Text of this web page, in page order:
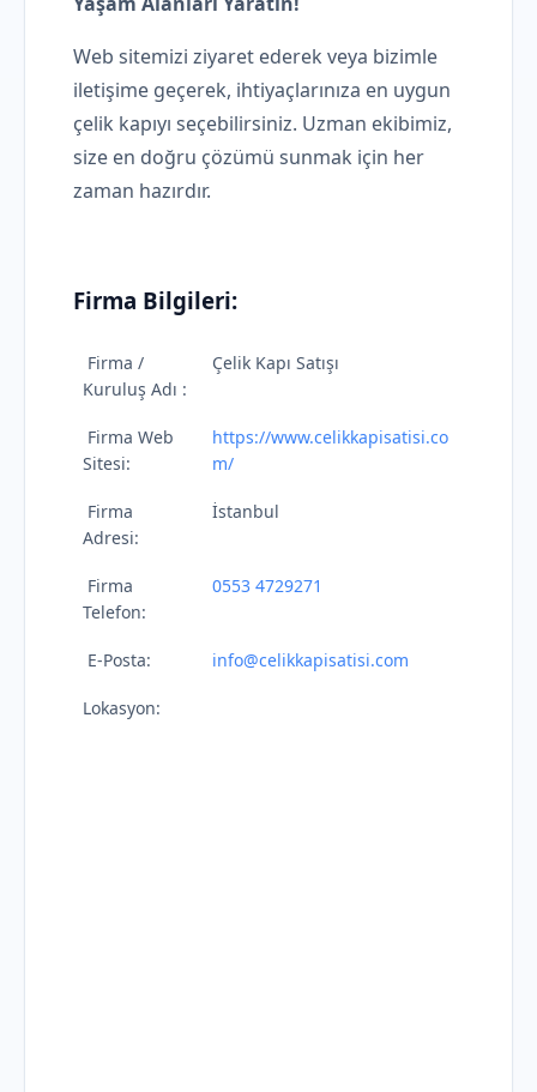
Web sitemizi ziyaret ederek veya bizimle
iletişime geçerek, ihtiyaçlarınıza en uygun
çelik kapıyı seçebilirsiniz. Uzman ekibimiz,
size en doğru çözümü sunmak için her
zaman hazırdır.
Firma Bilgileri:
Firma /
Kuruluş Adı :
Çelik Kapı Satışı
Firma Web
Sitesi:
https://www.celikkapisatisi.co
m/
Firma
Adresi:
İstanbul
Firma
Telefon:
0553 4729271
E-Posta: info@celikkapisatisi.com
Lokasyon: